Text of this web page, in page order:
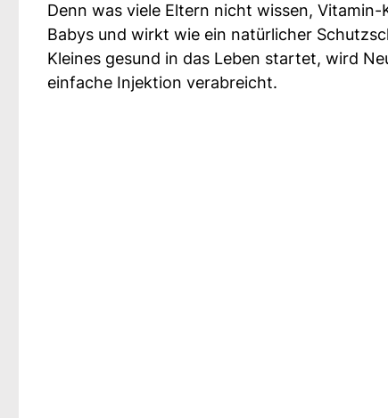
Denn was viele Eltern nicht wissen,
Babys und wirkt wie ein natürlicher
Kleines gesund in das Leben startet, wird
einfache Injektion verabreicht.